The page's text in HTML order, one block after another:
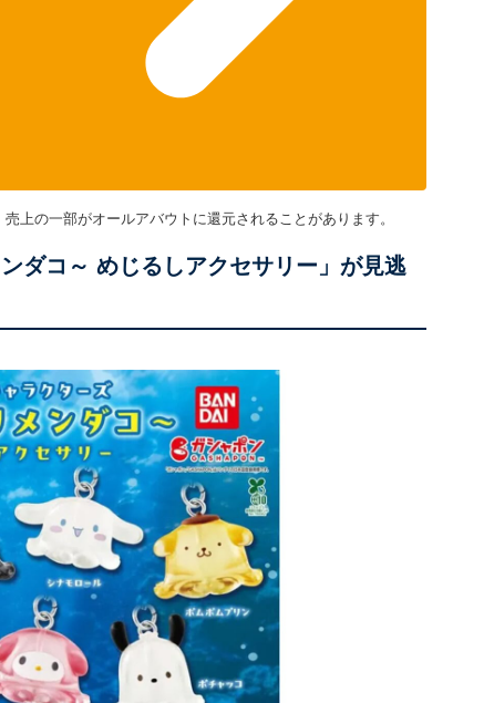
上の一部がオールアバウトに還元されることがあります。
ダコ～ めじるしアクセサリー」が見逃